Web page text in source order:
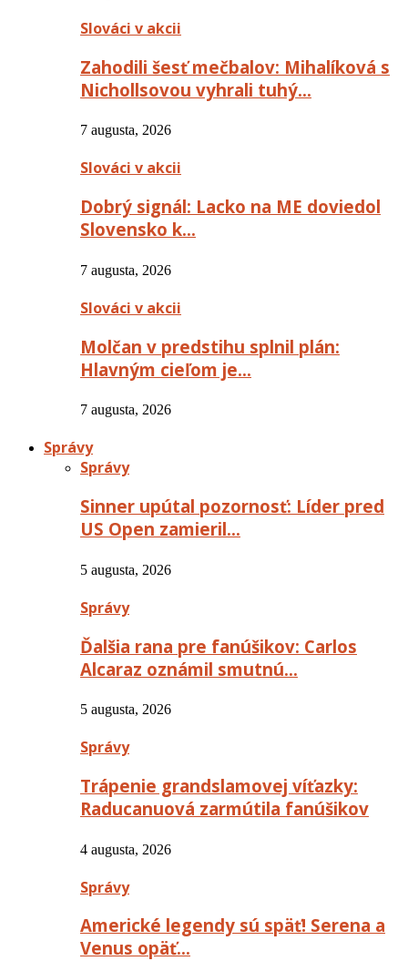
Slováci v akcii
Zahodili šesť mečbalov: Mihalíková s
Nichollsovou vyhrali tuhý…
7 augusta, 2026
Slováci v akcii
Dobrý signál: Lacko na ME doviedol
Slovensko k…
7 augusta, 2026
Slováci v akcii
Molčan v predstihu splnil plán:
Hlavným cieľom je…
7 augusta, 2026
Správy
Správy
Sinner upútal pozornosť: Líder pred
US Open zamieril…
5 augusta, 2026
Správy
Ďalšia rana pre fanúšikov: Carlos
Alcaraz oznámil smutnú…
5 augusta, 2026
Správy
Trápenie grandslamovej víťazky:
Raducanuová zarmútila fanúšikov
4 augusta, 2026
Správy
Americké legendy sú späť! Serena a
Venus opäť…